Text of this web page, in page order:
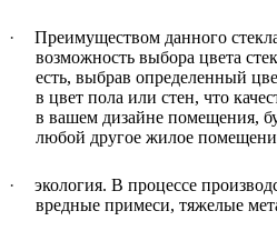
·
Преимуществом данного
возможность выбора цвета
есть, выбрав определенный
в цвет пола или стен, что
в вашем дизайне помещения,
любой другое жилое
·
экология. В процессе
вредные примеси, тяжелые